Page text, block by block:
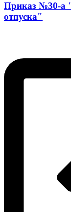
Приказ №30-а
отпуска"